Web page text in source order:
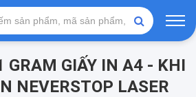
GRAM GIẤY IN A4 - KHI
NEVERSTOP LASER